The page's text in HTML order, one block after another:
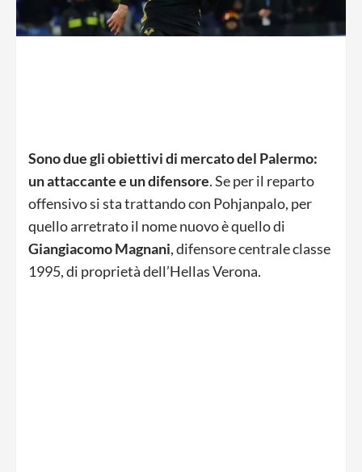
Sono due gli obiettivi di mercato del Palermo:
un attaccante e un difensore. Se per il reparto
offensivo si sta trattando con Pohjanpalo, per
quello arretrato il nome nuovo è quello di
Giangiacomo Magnani, difensore centrale classe
1995, di proprietà dell’Hellas Verona.